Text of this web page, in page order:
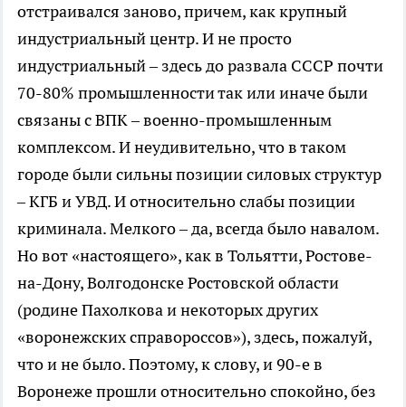
отстраивался заново, причем, как крупный
индустриальный центр. И не просто
индустриальный – здесь до развала СССР почти
70-80% промышленности так или иначе были
связаны с ВПК – военно-промышленным
комплексом. И неудивительно, что в таком
городе были сильны позиции силовых структур
– КГБ и УВД. И относительно слабы позиции
криминала. Мелкого – да, всегда было навалом.
Но вот «настоящего», как в Тольятти, Ростове-
на-Дону, Волгодонске Ростовской области
(родине Пахолкова и некоторых других
«воронежских справороссов»), здесь, пожалуй,
что и не было. Поэтому, к слову, и 90-е в
Воронеже прошли относительно спокойно, без